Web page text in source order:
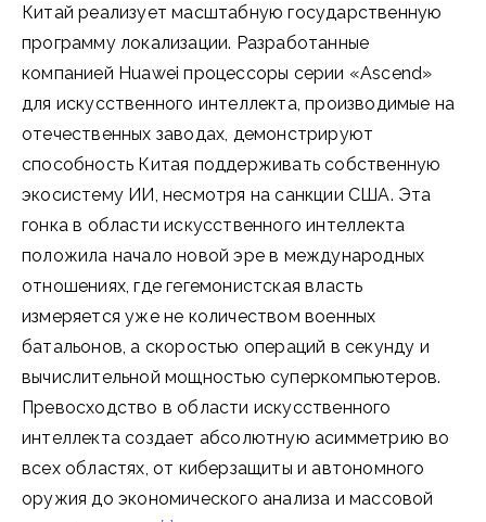
Китай реализует масштабную государственную
программу локализации. Разработанные
компанией Huawei процессоры серии «Ascend»
для искусственного интеллекта, производимые на
отечественных заводах, демонстрируют
способность Китая поддерживать собственную
экосистему ИИ, несмотря на санкции США. Эта
гонка в области искусственного интеллекта
положила начало новой эре в международных
отношениях, где гегемонистская власть
измеряется уже не количеством военных
батальонов, а скоростью операций в секунду и
вычислительной мощностью суперкомпьютеров.
Превосходство в области искусственного
интеллекта создает абсолютную асимметрию во
всех областях, от киберзащиты и автономного
оружия до экономического анализа и массовой